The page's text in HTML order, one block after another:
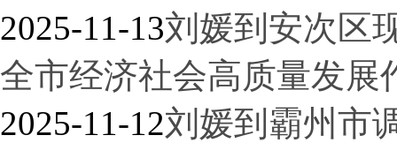
2025-11-13刘媛到安次区
全市经济社会高质量发展
2025-11-12刘媛到霸州市